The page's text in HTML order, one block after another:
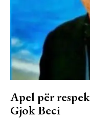
Apel për
Gjok Beci